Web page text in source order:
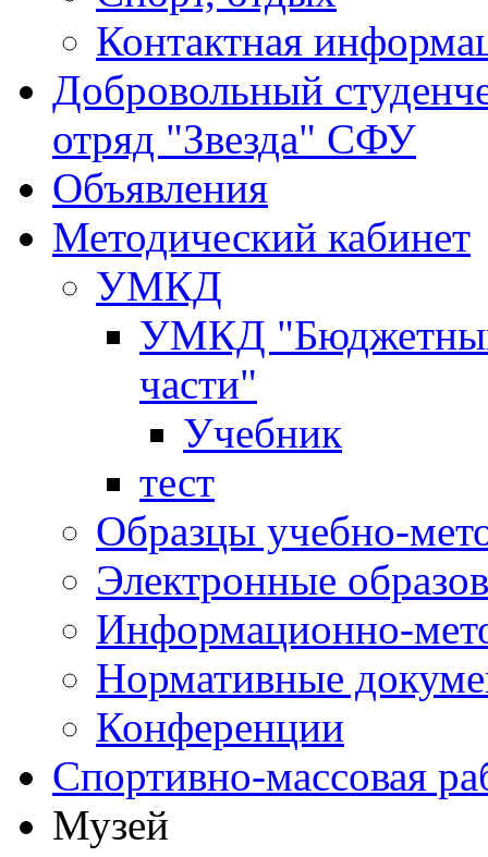
Контактная
Добровольный
отряд "Звезда" СФУ
Объявления
Методический кабинет
УМКД
УМКД "Бюджетный
части"
Учебник
тест
Образцы учебно-
Электронные
Информационно-
Нормативные
Конференции
Спортивно-массовая
Музей